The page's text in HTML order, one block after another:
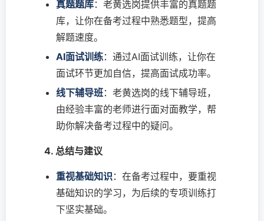
真题题库：老黄选岗提供丰富的真题题
库，让你在备考过程中熟悉题型，提高
解题速度。
AI面试训练：通过AI面试训练，让你在
面试环节更加自信，提高面试成功率。
线下辅导班：老黄选岗的线下辅导班，
由经验丰富的老师进行面对面教学，帮
助你解决备考过程中的疑问。
4. 总结与建议
重视基础知识：在备考过程中，要重视
基础知识的学习，为后续的专项训练打
下坚实基础。